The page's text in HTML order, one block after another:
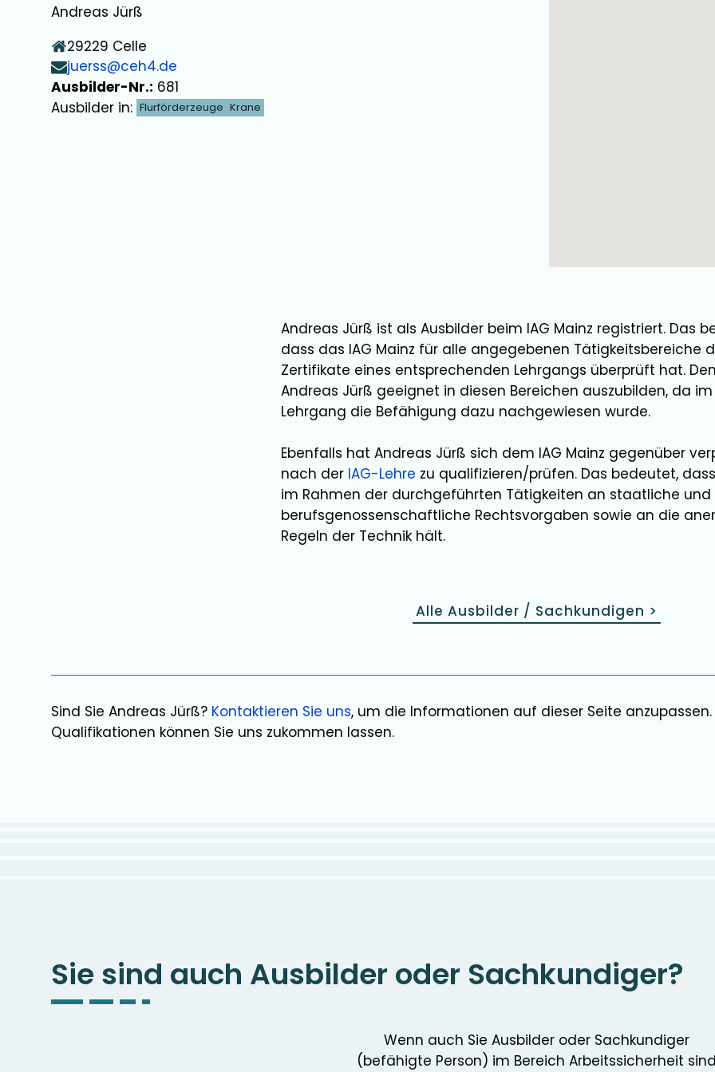
Andreas Jürß
29229 Celle
juerss@ceh4.de
Ausbilder-Nr.: 681
Ausbilder in: Flurförderzeuge Krane
Andreas Jürß ist als Ausbilder beim IAG Mainz registriert. Das
dass das IAG Mainz für alle angegebenen Tätigkeitsbereiche
Zertifikate eines entsprechenden Lehrgangs überprüft hat.
Andreas Jürß geeignet in diesen Bereichen auszubilden, da
Lehrgang die Befähigung dazu nachgewiesen wurde.
Ebenfalls hat Andreas Jürß sich dem IAG Mainz gegenüber
nach der IAG-Lehre zu qualifizieren/prüfen. Das bedeutet,
im Rahmen der durchgeführten Tätigkeiten an staatliche und
berufsgenossenschaftliche Rechtsvorgaben sowie an die
Regeln der Technik hält.
Alle Ausbilder / Sachkundigen >
Sind Sie Andreas Jürß? Kontaktieren Sie uns, um die Informationen auf dieser Seite
Qualifikationen können Sie uns zukommen lassen.
Sie sind auch Ausbilder oder Sachkundiger?
Wenn auch Sie Ausbilder oder Sachkundiger
(befähigte Person) im Bereich Arbeitssicherheit